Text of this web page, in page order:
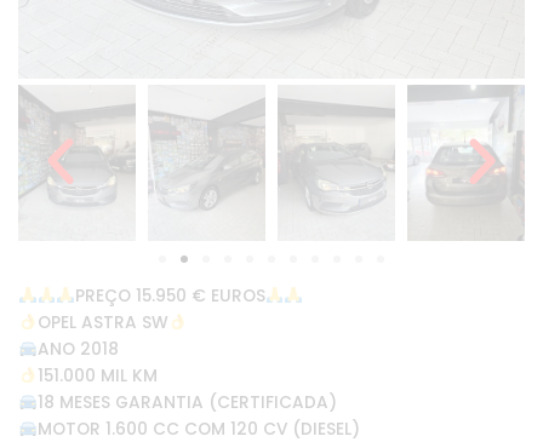
PREÇO 15.950 € EUROS
OPEL ASTRA SW
ANO 2018
151.000 MIL KM
18 MESES GARANTIA (CERTIFICADA)
MOTOR 1.600 CC COM 120 CV (DIESEL)